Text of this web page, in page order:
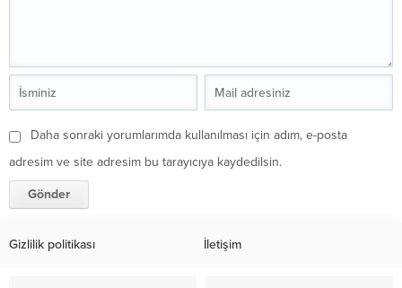
Daha sonraki yorumlarımda kullanılması için adım, e-posta
adresim ve site adresim bu tarayıcıya kaydedilsin.
Gizlilik politikası İletişim